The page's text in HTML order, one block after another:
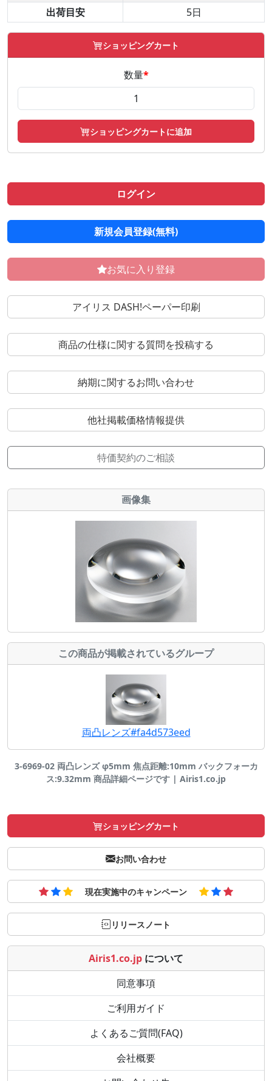
出荷目安
5日
ショッピングカート
数量*
ショッピングカートに追加
ログイン
新規会員登録(無料)
お気に入り登録
アイリス DASH!ペーパー印刷
商品の仕様に関する質問を投稿する
納期に関するお問い合わせ
他社掲載価格情報提供
特価契約のご相談
画像集
この商品が掲載されているグループ
両凸レンズ#fa4d573eed
3-6969-02 両凸レンズ φ5mm 焦点距離:10mm バックフォーカ
ス:9.32mm 商品詳細ページです | Airis1.co.jp
ショッピングカート
お問い合わせ
現在実施中のキャンペーン
リリースノート
Airis1.co.jp について
同意事項
ご利用ガイド
よくあるご質問(FAQ)
会社概要